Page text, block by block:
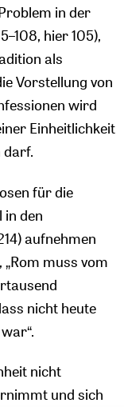
in der
hier 105),
als
Vorstellung von
wird
Einheitlichkeit
darf.
für die
in den
aufnehmen
muss vom
nicht heute
nicht
und sich